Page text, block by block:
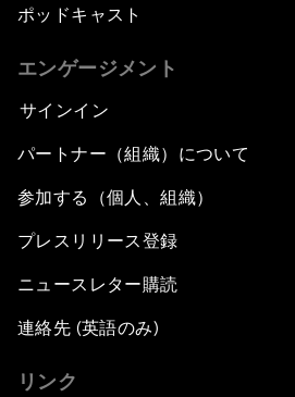
ポッドキャスト
エンゲージメント
サインイン
パートナー（組織）について
参加する（個人、組織）
プレスリリース登録
ニュースレター購読
連絡先 (英語のみ)
リンク